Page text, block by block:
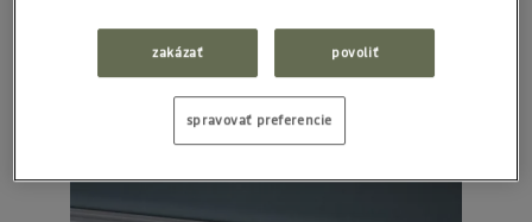
zakázať povoliť
spravovať preferencie